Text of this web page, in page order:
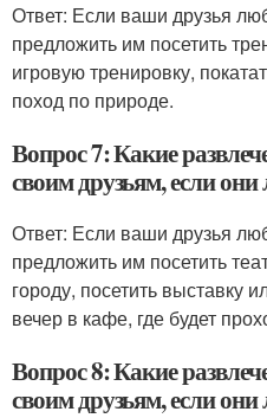
Ответ: Если ваши друзья
предложить им посетить
игровую тренировку,
поход по природе.
Вопрос 7: Какие
своим друзьям, если
Ответ: Если ваши друзья
предложить им посетить
городу, посетить выставку
вечер в кафе, где будет
Вопрос 8: Какие
своим друзьям, если